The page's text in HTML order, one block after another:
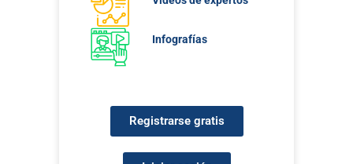
Infografías
Registrarse gratis